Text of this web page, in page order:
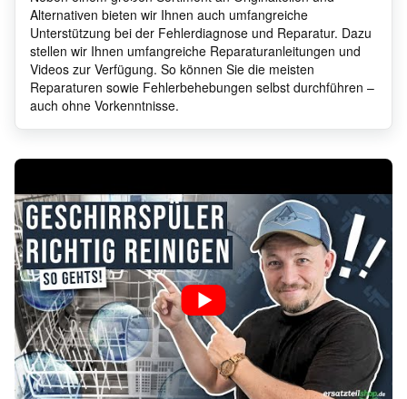
Blanco
BFDWC65W Blanco
Australia Exp DW (*)
Exp DW(92455
Exp DW(92456
Blanco
BFD6X Blanco Australia
Exp DW(92027
Blanco
DWF45X Blanco Australia
Exp DW( 77138 )
Blanco
BFD41X Blanco Australia
Exp DW(92022
Alternativen bieten wir Ihnen auch umfangreiche
Unterstützung bei der Fehlerdiagnose und Reparatur. Dazu
stellen wir Ihnen umfangreiche Reparaturanleitungen und
Videos zur Verfügung. So können Sie die meisten
Reparaturen sowie Fehlerbehebungen selbst durchführen –
auch ohne Vorkenntnisse.